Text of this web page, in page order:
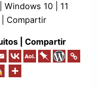
10 | 11
Compartir
| Compartir